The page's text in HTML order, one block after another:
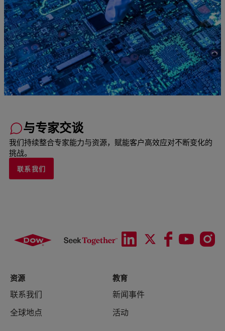
与专家交谈
我们持续整合专家能力与资源，赋能客户高效应对不断变化的
挑战。
联系我们
资源
联系我们
全球地点
教育
新闻事件
活动